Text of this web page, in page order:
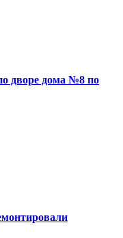
дворе дома №8 по